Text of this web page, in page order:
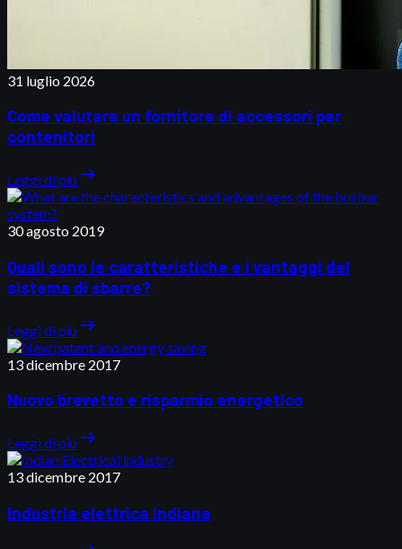
31 luglio 2026
Come valutare un fornitore di accessori per
contenitori
Leggi di più arrow_right_alt
30 agosto 2019
Quali sono le caratteristiche e i vantaggi del
sistema di sbarre?
Leggi di più arrow_right_alt
13 dicembre 2017
Nuovo brevetto e risparmio energetico
Leggi di più arrow_right_alt
13 dicembre 2017
Industria elettrica indiana